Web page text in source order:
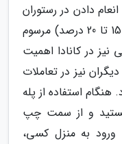
دادن در رستوران
ها و به کارکنان خدمات (معمولاً 15 تا 20 درصد) مرسوم
در کانادا اهمیت
نیز در تعاملات
استفاده از پله
و از سمت چپ
ورود به منزل کسی،